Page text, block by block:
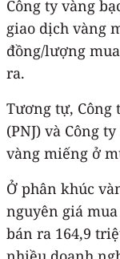
Công ty vàng
giao dịch vàng
đồng/lượng
ra.
Tương tự, Công
(PNJ) và Công
vàng miếng ở
Ở phân khúc
nguyên giá
bán ra 164,9